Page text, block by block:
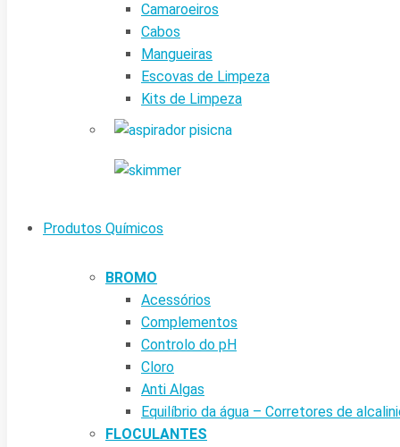
Camaroeiros
Cabos
Mangueiras
Escovas de Limpeza
Kits de Limpeza
Produtos Químicos
BROMO
Acessórios
Complementos
Controlo do pH
Cloro
Anti Algas
Equilíbrio da água – Corretores de
FLOCULANTES